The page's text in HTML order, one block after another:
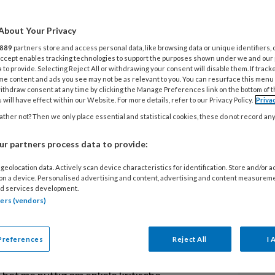
sprekende theorie over hoe ons
ingrijpende gebeurtenissen. Steeds meer
met polyvagale technieken, terwijl
assumpties van de theorie niet
ons voelen en gedragen in tijden van
zie ik patiënten letterlijk bibberen
mijzelf ook niet vreemd. Toch moet er nog
we goed begrijpen hoe onze hersenen,
met ons psychisch
wetenschap zijn daarover verschillende
ideeën kunnen verworpen
populaire polyvagaal-theorie van de
Porges. Juist omdat deze theorie ook in
Your Privacy
889 partners store and access personal data, like browsing data or unique identifiers,
enables tracking technologies to support the purposes shown under we and
to provide. Selecting Reject All or withdrawing your consent will disable them. If
content and ads you see may not be as relevant to you. You can resurface this
consent at any time by clicking the Manage Preferences link on the bottom of
will have effect within our Website. For more details, refer to our Privacy Policy.
not? Then we only place essential and statistical cookies, these do not record
partners process data to provide:
data. Actively scan device characteristics for identification. Store and/or
a device. Personalised advertising and content, advertising and content
services development.
(vendors)
Reject All I